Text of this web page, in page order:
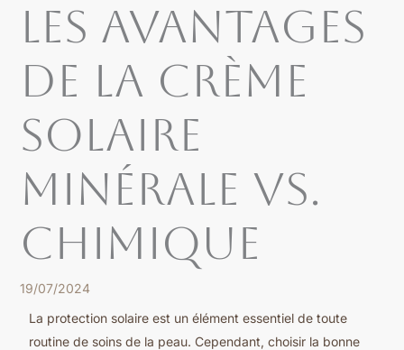
Les Avantages
de la Crème
Solaire
Minérale vs.
Chimique
19/07/2024
La protection solaire est un élément essentiel de toute
routine de soins de la peau. Cependant, choisir la bonne